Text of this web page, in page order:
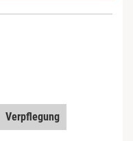
Verpflegung